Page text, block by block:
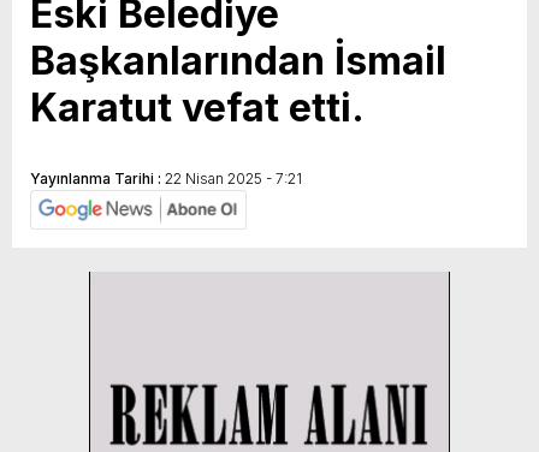
Eski Belediye
Başkanlarından İsmail
Karatut vefat etti.
Yayınlanma Tarihi : 22 Nisan 2025 - 7:21